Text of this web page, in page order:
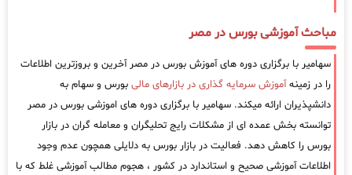
مباحث آموزشی بورس در مصر
سهامیر با برگزاری دوره های آموزش بورس در مصر آخرین و بروزترین اطلاعات
را در زمینهآموزش سرمایه گذاری در بازارهای مالی بورس و سهام به
دانشپذیران ارائه میکند. سهامیر با برگزاری دوره های اموزشی بورس در مصر
توانسته بخش عمده ای از مشکلات رایج تحلیگران و معامله گران در بازار
بورس را کاهش دهد. فعالیت در بازار بورس به دلایلی همچون عدم وجود
اطلاعات آموزشی صحیح و استاندارد در کشور ، هجوم مطالب آموزشی غلط که با